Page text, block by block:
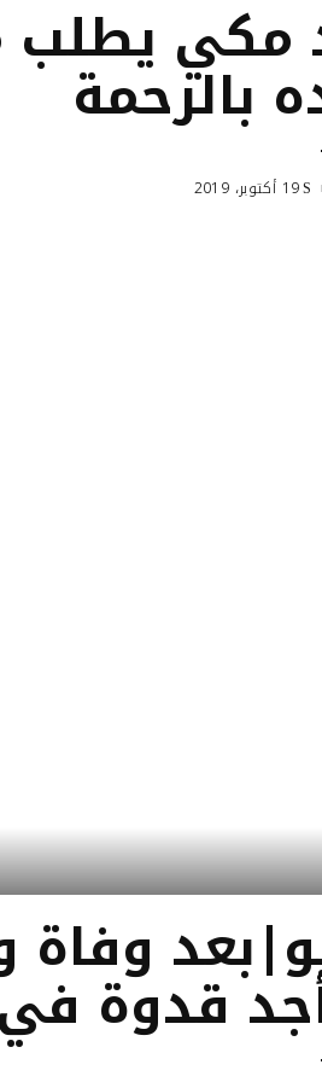
مكي يطلب
بالرحمة
19 أكتوبر، 2019
وفاة
قدوة